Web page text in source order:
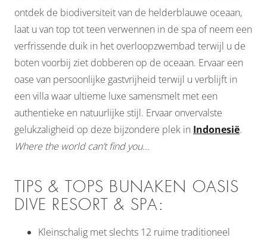
ontdek de biodiversiteit van de helderblauwe oceaan,
laat u van top tot teen verwennen in de spa of neem een
verfrissende duik in het overloopzwembad terwijl u de
boten voorbij ziet dobberen op de oceaan. Ervaar een
oase van persoonlijke gastvrijheid terwijl u verblijft in
een villa waar ultieme luxe samensmelt met een
authentieke en natuurlijke stijl. Ervaar onvervalste
gelukzaligheid op deze bijzondere plek in Indonesië.
Where the world can’t find you…
TIPS & TOPS BUNAKEN OASIS
DIVE RESORT & SPA:
Kleinschalig met slechts 12 ruime traditioneel